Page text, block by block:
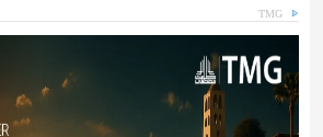
TMG